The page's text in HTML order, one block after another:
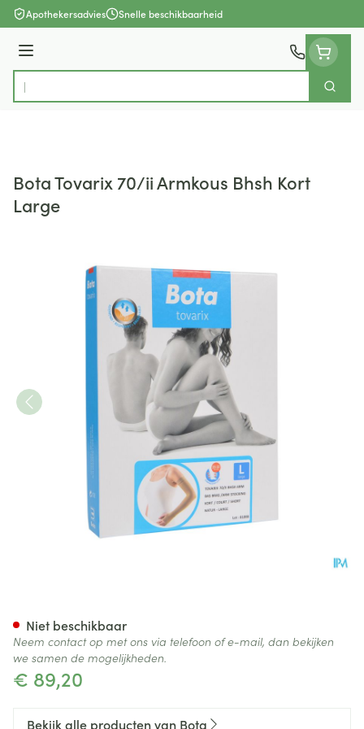
Ga naar de inhoud
Apothekersadvies Snelle beschikbaarheid
Menu
Product, merk, categorie...
Zoek
Bota Tovarix 70/ii Armkous Bhsh Kort
Large
€ 89,20
Niet beschikbaar
Neem contact op met ons via telefoon of e-mail, dan bekijken
we samen de mogelijkheden.
Bekijk alle producten van Bota